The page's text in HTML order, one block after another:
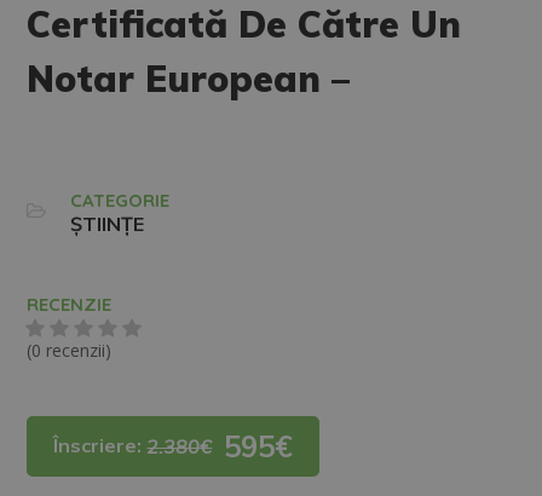
Certificată De Către Un
Notar European –
CATEGORIE
ȘTIINȚE
RECENZIE
(0 recenzii)
Înscriere:2.380€ 595€